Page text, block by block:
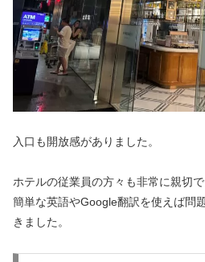
入口も開放感がありました。
ホテルの従業員の方々も非常に親切で
簡単な英語やGoogle翻訳を使えば問
きました。